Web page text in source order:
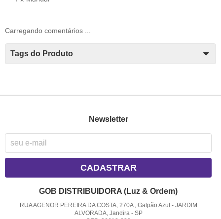
Carregando comentários ...
Tags do Produto
Newsletter
CADASTRAR
GOB DISTRIBUIDORA (Luz & Ordem)
RUA AGENOR PEREIRA DA COSTA, 270A , Galpão Azul - JARDIM
ALVORADA, Jandira- SP